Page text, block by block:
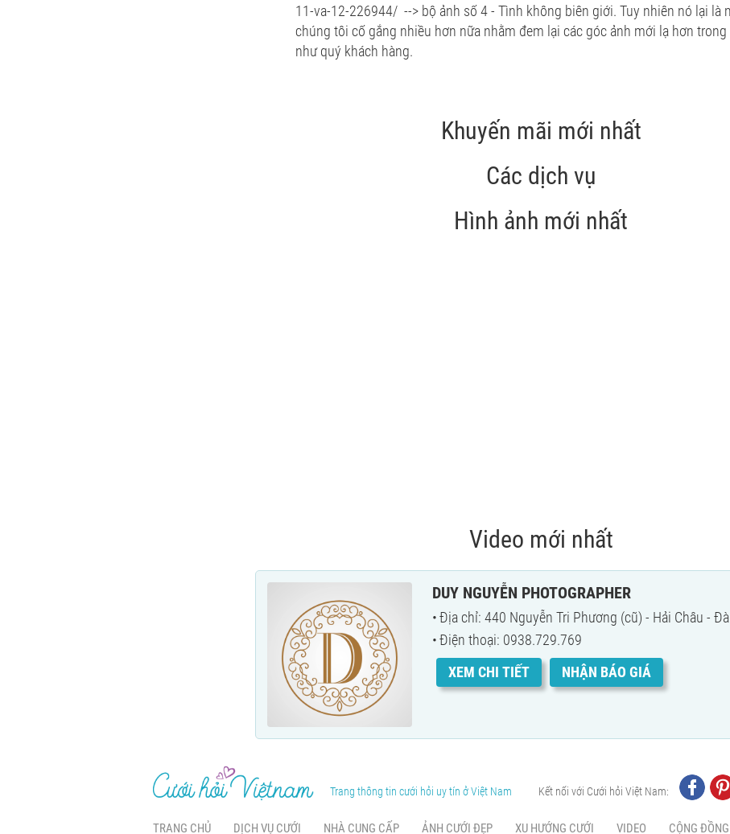
11-va-12-226944/ --> bộ ảnh số 4 - Tình không biên giới. Tuy nhiên nó lại là
chúng tôi cố gắng nhiều hơn nữa nhằm đem lại các góc ảnh mới lạ hơn
như quý khách hàng.
Khuyến mãi mới nhất
Các dịch vụ
Hình ảnh mới nhất
Video mới nhất
DUY NGUYỄN PHOTOGRAPHER
Địa chỉ: 440 Nguyễn Tri Phương (cũ) - Hải Châu -
Điện thoại: 0938.729.769
XEM CHI TIẾT
NHẬN BÁO GIÁ
Trang thông tin cưới hỏi uy tín ở Việt Nam Kết nối với Cưới hỏi Việt Nam:
TRANG CHỦ DỊCH VỤ CƯỚI NHÀ CUNG CẤP ẢNH CƯỚI ĐẸP XU HƯỚNG CƯỚI VIDEO CỘNG ĐỒNG